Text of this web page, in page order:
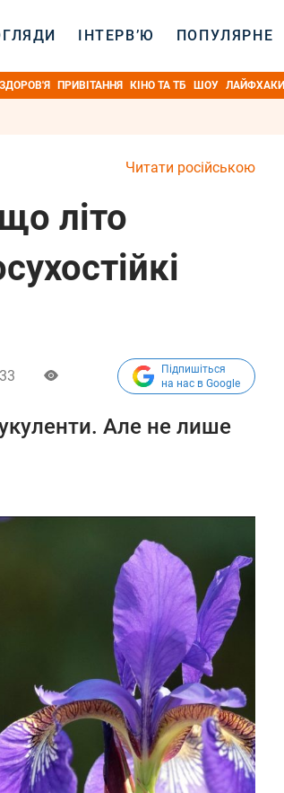
ІНТЕРВ’Ю ПОПУЛЯРНЕ
ЗДОРОВ'Я ПРИВІТАННЯ КІНО ТА ТБ ШОУ ЛАЙФХАКИ
Читати російською
літо
Підпишіться
на нас в Google
Але не лише